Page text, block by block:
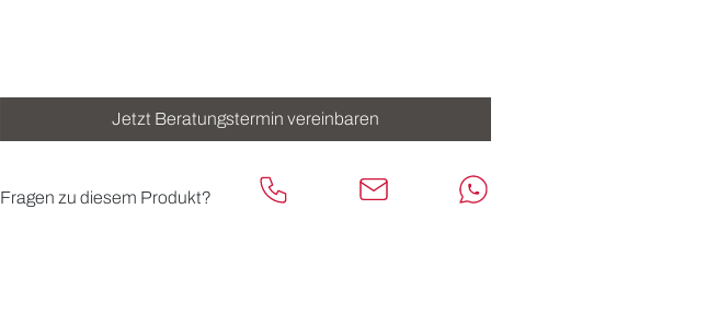
Jetzt Beratungstermin vereinbaren
Fragen zu diesem Produkt?